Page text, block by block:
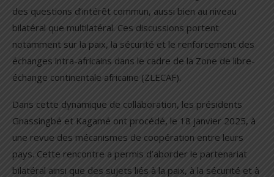
des questions d’intérêt commun, aussi bien au niveau
bilatéral que multilatéral. Ces discussions portent
notamment sur la paix, la sécurité et le renforcement des
échanges intra-africains dans le cadre de la Zone de libre-
échange continentale africaine (ZLECAF).
Dans cette dynamique de collaboration, les présidents
Gnassingbé et Kagamé ont procédé, le 18 janvier 2025, à
une revue des mécanismes de coopération entre leurs
pays. Cette rencontre a permis d’aborder le partenariat
bilatéral ainsi que des sujets liés à la paix, à la sécurité et à